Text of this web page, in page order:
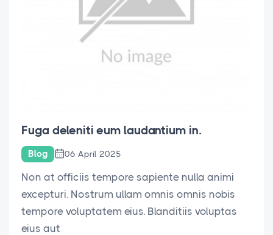
Fuga deleniti eum laudantium in.
Blog 06 April 2025
Non at officiis tempore sapiente nulla animi
excepturi. Nostrum ullam omnis omnis nobis
tempore voluptatem eius. Blanditiis voluptas
eius aut